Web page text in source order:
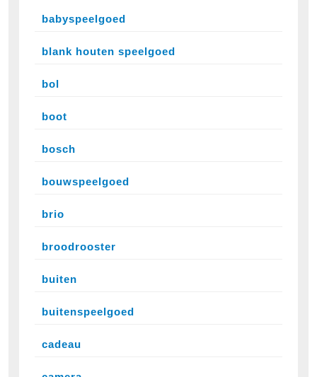
babyspeelgoed
blank houten speelgoed
bol
boot
bosch
bouwspeelgoed
brio
broodrooster
buiten
buitenspeelgoed
cadeau